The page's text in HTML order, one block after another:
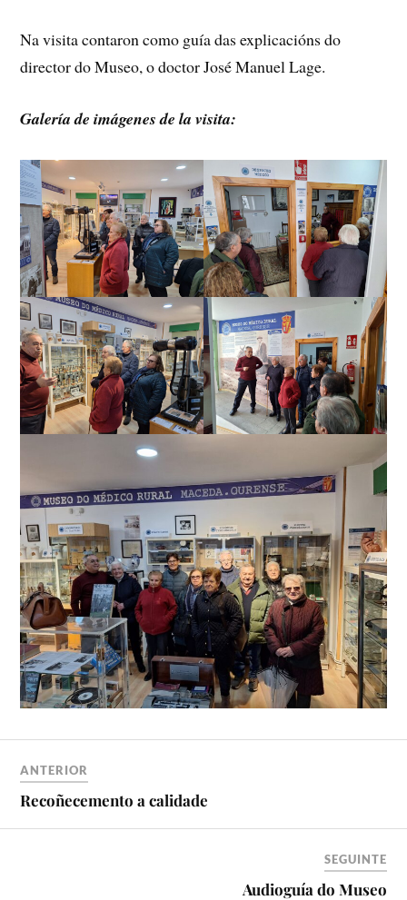
Na visita contaron como guía das explicacións do
director do Museo, o doctor José Manuel Lage.
Galería de imágenes de la visita:
ANTERIOR
Recoñecemento a calidade
SEGUINTE
Audioguía do Museo